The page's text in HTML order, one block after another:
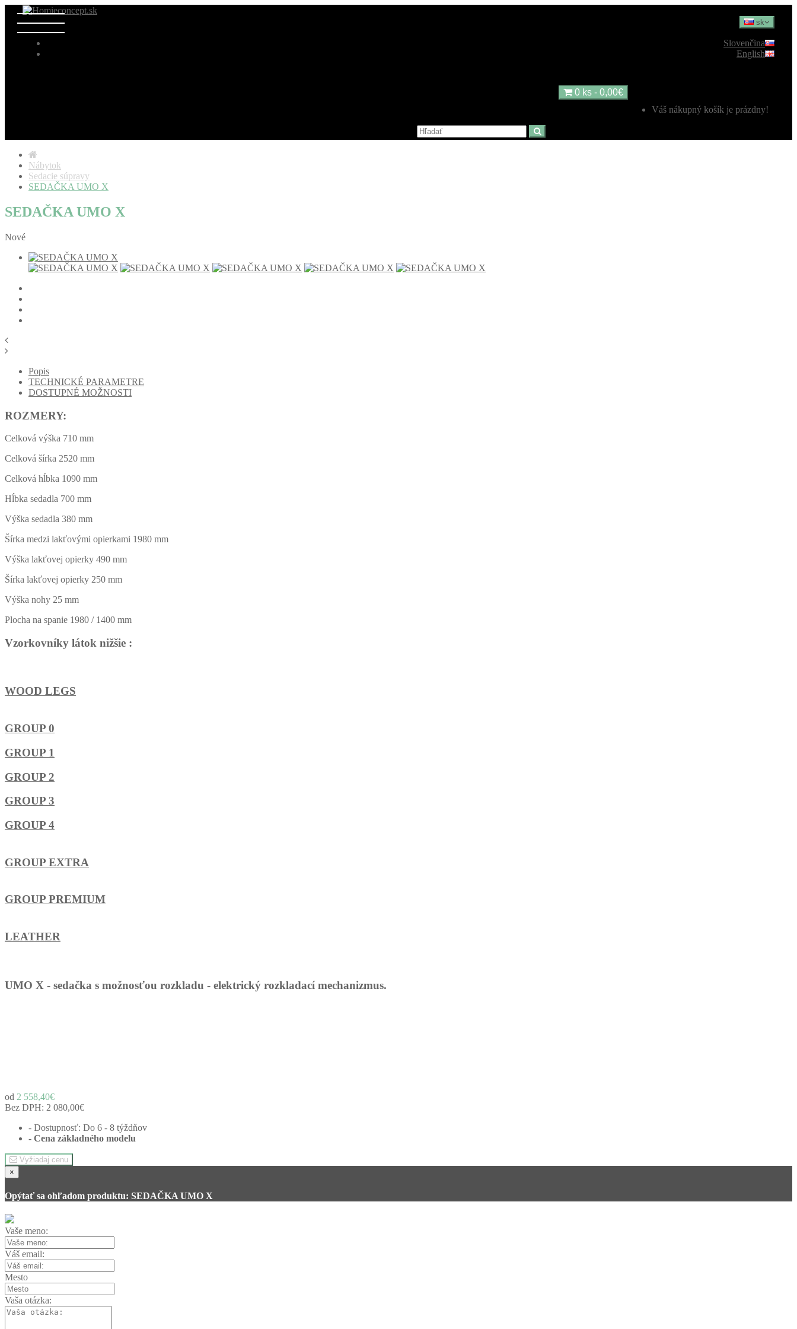
sk
Slovenčina
English
0 ks - 0,00€
Váš nákupný košík je prázdny!
Nábytok
Sedacie súpravy
SEDAČKA UMO X
SEDAČKA UMO X
Nové
Popis
TECHNICKÉ PARAMETRE
DOSTUPNÉ MOŽNOSTI
ROZMERY:
Celková výška 710 mm
Celková šírka 2520 mm
Celková hĺbka 1090 mm
Hĺbka sedadla 700 mm
Výška sedadla 380 mm
Šírka medzi lakťovými opierkami 1980 mm
Výška lakťovej opierky 490 mm
Šírka lakťovej opierky 250 mm
Výška nohy 25 mm
Plocha na spanie 1980 / 1400 mm
Vzorkovníky látok nižšie :
WOOD LEGS
GROUP 0
GROUP 1
GROUP 2
GROUP 3
GROUP 4
GROUP EXTRA
GROUP PREMIUM
LEATHER
UMO X - sedačka s možnosťou rozkladu - elektrický rozkladací mechanizmus.
od 2 558,40€
Bez DPH: 2 080,00€
- Dostupnosť: Do 6 - 8 týždňov
- Cena základného modelu
Vyžiadaj cenu
×
Opýtať sa ohľadom produktu: SEDAČKA UMO X
Vaše meno:
Váš email:
Mesto
Vaša otázka: